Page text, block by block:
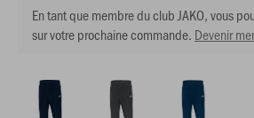
En tant que membre du club JAKO, vous
sur votre prochaine commande. Devenir